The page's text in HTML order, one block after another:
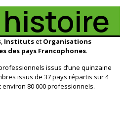
Institutset Organisations
des pays Francophones.
issus d’une quinzaine
issus de 37 pays répartis sur 4
80 000 professionnels.